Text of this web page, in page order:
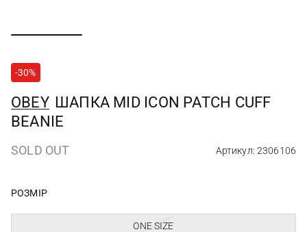
-30%
OBEY ШАПКА MID ICON PATCH CUFF
BEANIE
SOLD OUT Артикул: 2306106
РОЗМІР
ONE SIZE